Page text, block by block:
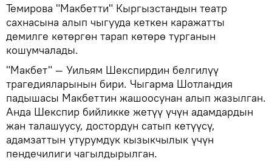
Темирова "Макбетти" Кыргызстандын театр
сахнасына алып чыгууда кеткен каражатты
демилге көтөргөн тарап көтөрө турганын
кошумчалады.
"Макбет" — Уильям Шекспирдин белгилүү
трагедияларынын бири. Чыгарма Шотландия
падышасы Макбеттин жашоосунан алып жазылган.
Анда Шекспир бийликке жетүү үчүн адамдардын
жан талашуусу, достордун сатып кетүүсү,
адамзаттын утурумдук кызыкчылык үчүн
пендечилиги чагылдырылган.